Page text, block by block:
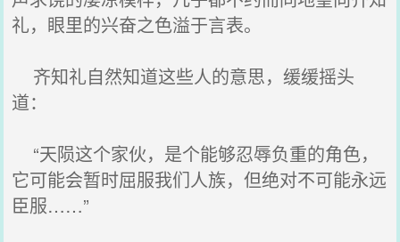
礼，眼里的兴奋之色溢于言表。
齐知礼自然知道这些人的意思，缓缓摇头
道：
“天陨这个家伙，是个能够忍辱负重的角色，
它可能会暂时屈服我们人族，但绝对不可能永远
臣服……”